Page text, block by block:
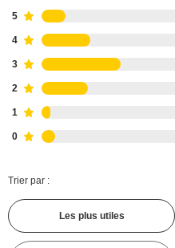
5
4
3
2
1
0
Trier par :
Les plus utiles